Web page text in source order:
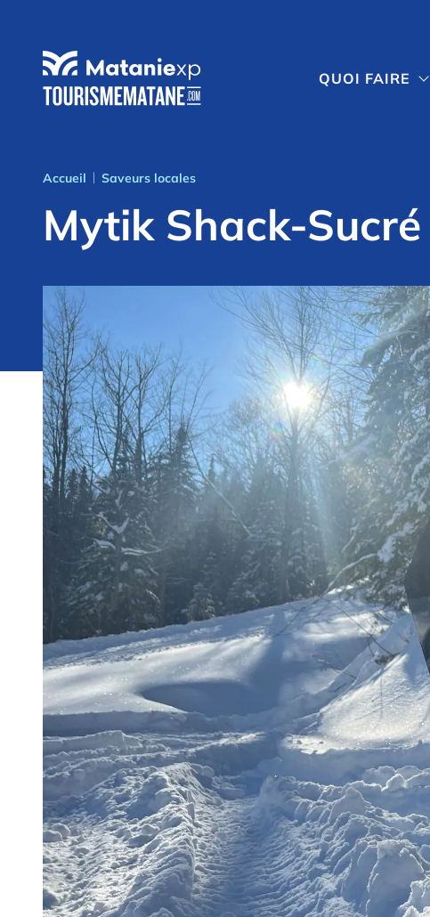
QUOI FAIRE 
Accueil Saveurs locales
Mytik Shack-Sucré